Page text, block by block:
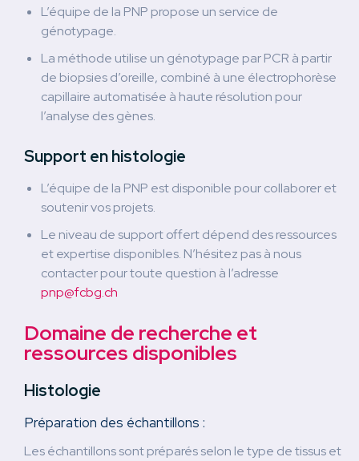
L’équipe de la PNP propose un service de
génotypage.
La méthode utilise un génotypage par PCR à partir
de biopsies d’oreille, combiné à une électrophorèse
capillaire automatisée à haute résolution pour
l’analyse des gènes.
Support en histologie
L’équipe de la PNP est disponible pour collaborer et
soutenir vos projets.
Le niveau de support offert dépend des ressources
et expertise disponibles. N’hésitez pas à nous
contacter pour toute question à l’adresse
pnp@fcbg.ch
Domaine de recherche et
ressources disponibles
Histologie
Préparation des échantillons :
Les échantillons sont préparés selon le type de tissus et